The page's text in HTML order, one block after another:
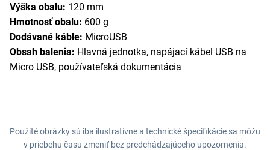
Výška obalu: 120 mm
Hmotnosť obalu: 600 g
Dodávané káble: MicroUSB
Obsah balenia: Hlavná jednotka, napájací kábel USB na
Micro USB, používateľská dokumentácia
Použité obrázky sú iba ilustratívne a technické špecifikácie sa môžu
v priebehu času zmeniť bez predchádzajúceho upozornenia.